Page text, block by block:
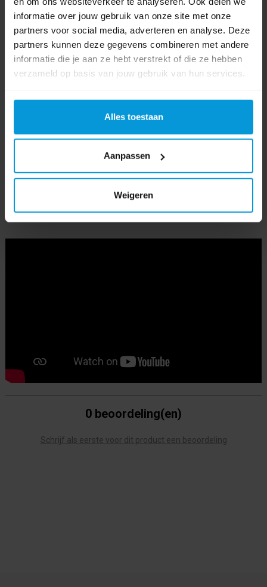
informatie over jouw gebruik van onze site met onze
partners voor social media, adverteren en analyse. Deze
partners kunnen deze gegevens combineren met andere
informatie die je aan ze hebt verstrekt of die ze hebben
verzameld op basis van jouw gebruik van hun services.
Alles toestaan
Aanpassen
Weigeren
Soort
dispenser
Handdoek
Kleur
0 beoordeling(en)
Schrijf als eerste voor dit product een beoordeling